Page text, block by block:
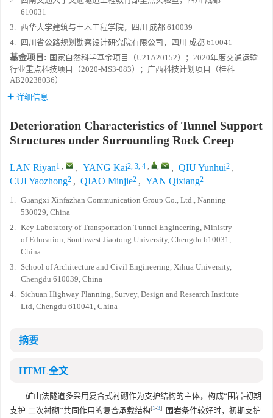
610031
3. 西华大学建筑与土木工程学院，四川 成都 610039
4.
四川省公路规划勘察设计研究院有限公司，四川 成都 610041
基金项目: 国家自然科学基金项目（U21A20152）；2020年度交通运输
行业重点科技项目（2020-MS3-083）；广西科技计划项目（桂科
AB20238036）
详细信息
Deterioration Characteristics of Tunnel Support
Structures under Surrounding Rock Creep
LAN Riyan1 , , YANG Kai2, 3, 4 , , , QIU Yunhui2 ,
CUI Yaozhong2 , QIAO Minjie2 , YAN Qixiang2
1. Guangxi Xinfazhan Communication Group Co., Ltd., Nanning
530029, China
2. Key Laboratory of Transportation Tunnel Engineering, Ministry
of Education, Southwest Jiaotong University, Chengdu 610031,
China
3. School of Architecture and Civil Engineering, Xihua University,
Chengdu 610039, China
4. Sichuan Highway Planning, Survey, Design and Research Institute
Ltd, Chengdu 610041, China
摘要
HTML全文
矿山法隧道多采用复合式衬砌作为支护结构的主体，构成“围岩-初期
支护-二次衬砌”共同作用的复合承载结构[1-3]. 围岩条件较好时，初期支护